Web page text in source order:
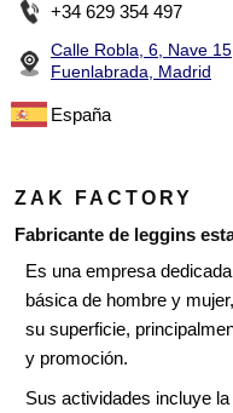
+34 629 354 497
Calle Robla, 6, Nave
Fuenlabrada, Madrid
España
ZAK FACTORY
Fabricante de leggins
Es una empresa
básica de hombre y
su superficie,
y promoción.
Sus actividades incluye la